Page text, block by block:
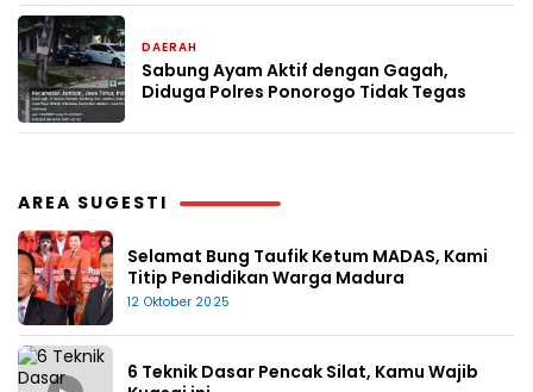
DAERAH
Sabung Ayam Aktif dengan Gagah,
Diduga Polres Ponorogo Tidak Tegas
AREA SUGESTI
Selamat Bung Taufik Ketum MADAS, Kami
Titip Pendidikan Warga Madura
12 Oktober 2025
6 Teknik Dasar Pencak Silat, Kamu Wajib